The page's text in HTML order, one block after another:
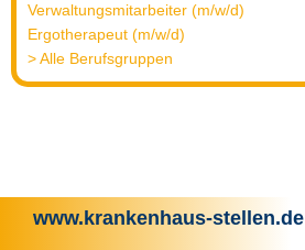
Verwaltungsmitarbeiter (m/w/d)
Ergotherapeut (m/w/d)
> Alle Berufsgruppen
www.krankenhaus-stellen.de